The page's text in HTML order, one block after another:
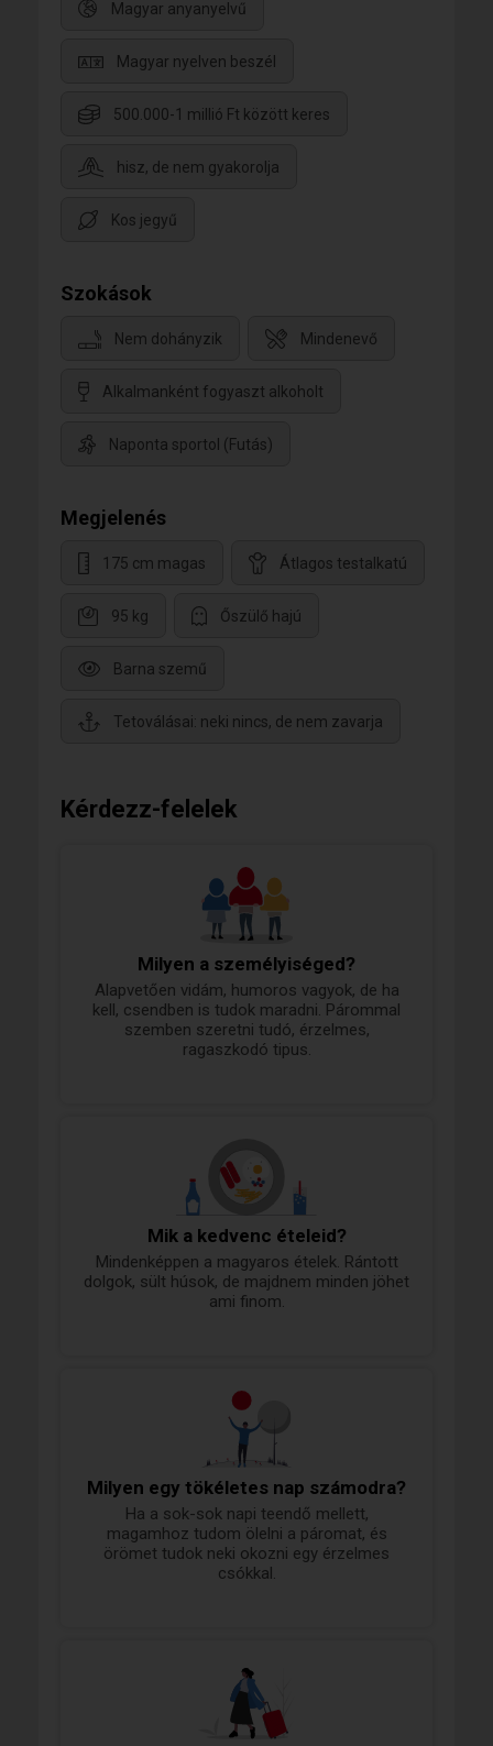
Magyar anyanyelvű
Magyar nyelven beszél
500.000-1 millió Ft között keres
hisz, de nem gyakorolja
Kos jegyű
Szokások
Nem dohányzik Mindenevő
Alkalmanként fogyaszt alkoholt
Naponta sportol (Futás)
Megjelenés
175 cm magas Átlagos testalkatú
95 kg Őszülő hajú
Barna szemű
Tetoválásai: neki nincs, de nem zavarja
Kérdezz-felelek
Milyen a személyiséged?
Alapvetően vidám, humoros vagyok, de ha
kell, csendben is tudok maradni. Párommal
szemben szeretni tudó, érzelmes,
ragaszkodó tipus.
Mik a kedvenc ételeid?
Mindenképpen a magyaros ételek. Rántott
dolgok, sült húsok, de majdnem minden jöhet
ami finom.
Milyen egy tökéletes nap számodra?
Ha a sok-sok napi teendő mellett,
magamhoz tudom ölelni a páromat, és
örömet tudok neki okozni egy érzelmes
csókkal.